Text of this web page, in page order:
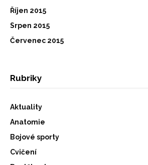
Říjen 2015
Srpen 2015
Červenec 2015
Rubriky
Aktuality
Anatomie
Bojové sporty
Cvičení